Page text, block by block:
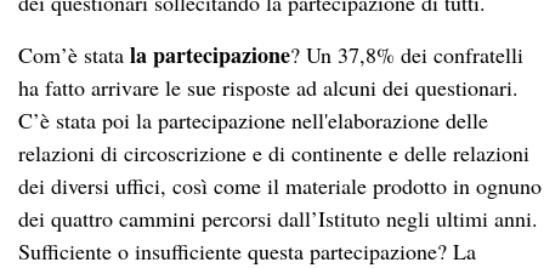
Com’è stata la partecipazione? Un 37,8% dei confratelli
ha fatto arrivare le sue risposte ad alcuni dei questionari.
C’è stata poi la partecipazione nell'elaborazione delle
relazioni di circoscrizione e di continente e delle relazioni
dei diversi uffici, così come il materiale prodotto in ognuno
dei quattro cammini percorsi dall’Istituto negli ultimi anni.
Sufficiente o insufficiente questa partecipazione? La